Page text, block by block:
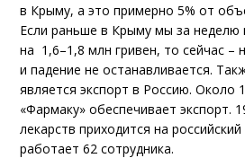
в Крыму, а это примерно 5% от
Если раньше в Крыму мы за неделю
на 1,6–1,8 млн гривен, то сейчас –
и падение не останавливается.
является экспорт в Россию. Около
«Фармаку» обеспечивает экспорт.
лекарств приходится на
работает 62 сотрудника.